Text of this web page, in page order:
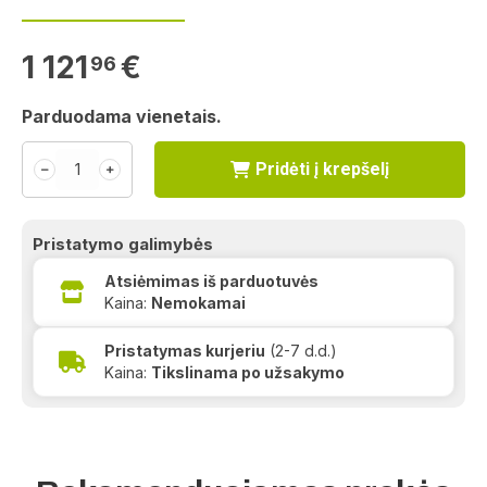
1 12196 €
Parduodama vienetais.
﹣ ﹢ Pridėti į krepšelį
Pristatymo galimybės
Atsiėmimas iš parduotuvės
Kaina: Nemokamai
Pristatymas kurjeriu (2-7 d.d.)
Kaina: Tikslinama po užsakymo